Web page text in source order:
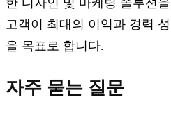
고객이 최대의 이익과 경력
을 목표로 합니다.
자주 묻는 질문